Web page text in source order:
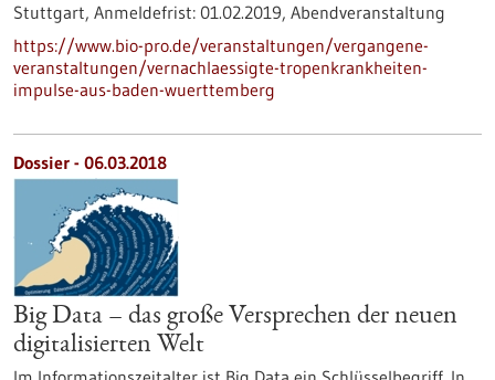
Stuttgart, Anmeldefrist: 01.02.2019, Abendveranstaltung
https://www.bio-pro.de/veranstaltungen/vergangene-
veranstaltungen/vernachlaessigte-tropenkrankheiten-
impulse-aus-baden-wuerttemberg
Dossier - 06.03.2018
Big Data – das große Versprechen der neuen
digitalisierten Welt